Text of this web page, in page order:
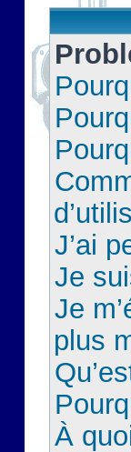
J’ai
Je
Je
plus
À